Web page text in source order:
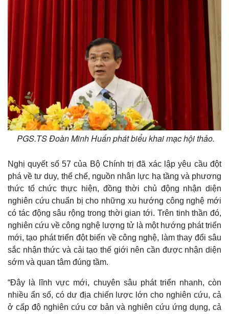
Quan sát
Cuộc sống đó đây
Hồ sơ
Video
Ảnh
E-Magazine
PGS.TS Đoàn Minh Huấn phát biểu khai mạc hội thảo.
Nghị quyết số 57 của Bộ Chính trị đã xác lập yêu cầu đột
phá về tư duy, thể chế, nguồn nhân lực hạ tầng và phương
thức tổ chức thực hiện, đồng thời chủ động nhận diện
nghiên cứu chuẩn bị cho những xu hướng công nghệ mới
có tác động sâu rộng trong thời gian tới. Trên tinh thần đó,
nghiên cứu về công nghệ lượng tử là một hướng phát triển
mới, tạo phát triển đột biến về công nghệ, làm thay đổi sâu
sắc nhận thức và cải tạo thế giới nên cần được nhận diện
sớm và quan tâm đúng tầm.
“Đây là lĩnh vực mới, chuyên sâu phát triển nhanh, còn
nhiều ẩn số, có dư địa chiến lược lớn cho nghiên cứu, cả
ở cấp độ nghiên cứu cơ bản và nghiên cứu ứng dụng, cả